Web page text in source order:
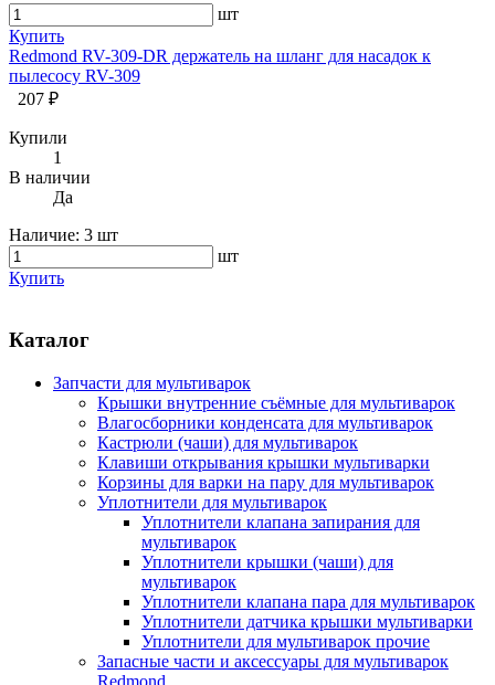
шт
Купить
Redmond RV-309-DR держатель на шланг для насадок к
пылесосу RV-309
207 ₽
Купили
1
В наличии
Да
Наличие: 3 шт
шт
Купить
Каталог
Запчасти для мультиварок
Крышки внутренние съёмные для мультиварок
Влагосборники конденсата для мультиварок
Кастрюли (чаши) для мультиварок
Клавиши открывания крышки мультиварки
Корзины для варки на пару для мультиварок
Уплотнители для мультиварок
Уплотнители клапана запирания для
мультиварок
Уплотнители крышки (чаши) для
мультиварок
Уплотнители клапана пара для мультиварок
Уплотнители датчика крышки мультиварки
Уплотнители для мультиварок прочие
Запасные части и аксессуары для мультиварок
Redmond